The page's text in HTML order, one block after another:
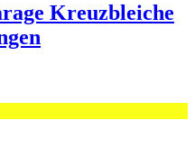
Kreuzbleiche